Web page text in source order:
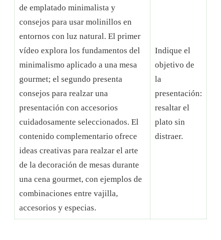
de emplatado minimalista y
consejos para usar molinillos en
entornos con luz natural. El primer
vídeo explora los fundamentos del
minimalismo aplicado a una mesa
gourmet; el segundo presenta
consejos para realzar una
presentación con accesorios
cuidadosamente seleccionados. El
contenido complementario ofrece
ideas creativas para realzar el arte
de la decoración de mesas durante
una cena gourmet, con ejemplos de
combinaciones entre vajilla,
accesorios y especias.
Indique el
objetivo de
la
presentación:
resaltar el
plato sin
distraer.